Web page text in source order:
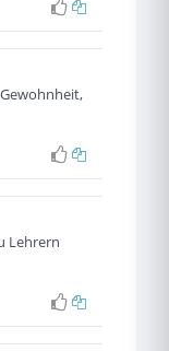
Lehrern